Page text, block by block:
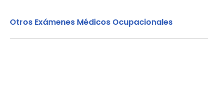
Otros Exámenes Médicos Ocupacionales